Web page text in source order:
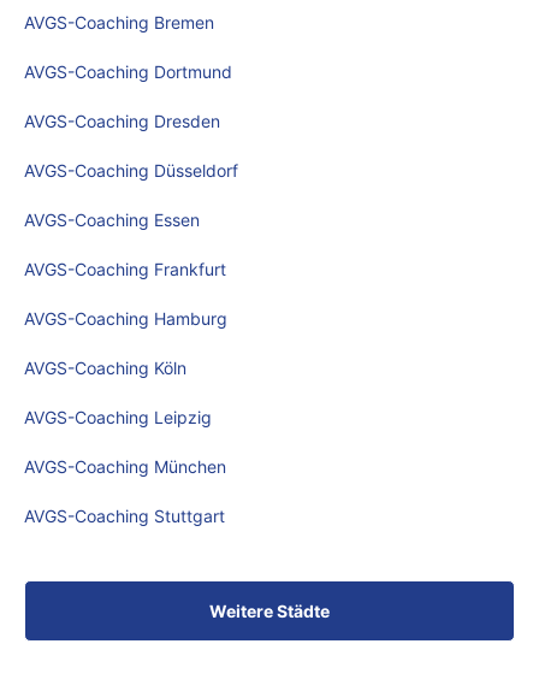
AVGS-Coaching Bremen
AVGS-Coaching Dortmund
AVGS-Coaching Dresden
AVGS-Coaching Düsseldorf
AVGS-Coaching Essen
AVGS-Coaching Frankfurt
AVGS-Coaching Hamburg
AVGS-Coaching Köln
AVGS-Coaching Leipzig
AVGS-Coaching München
AVGS-Coaching Stuttgart
Weitere Städte